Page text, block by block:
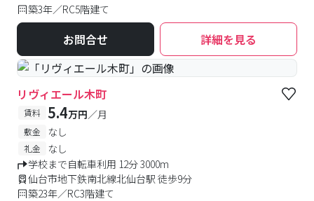
築3年／RC5階建て
お問合せ 詳細を見る
リヴィエール木町
賃料 5.4万円／月
敷金 なし
礼金
なし
学校まで自転車利用 12分 3000m
仙台市地下鉄南北線北仙台駅 徒歩9分
築23年／RC3階建て